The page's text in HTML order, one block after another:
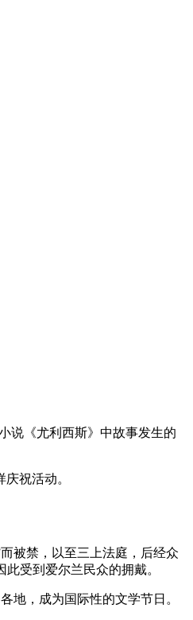
说《尤利西斯》中故事发生的
祝活动。
被禁，以至三上法庭，后经众
受到爱尔兰民众的拥戴。
地，成为国际性的文学节日。